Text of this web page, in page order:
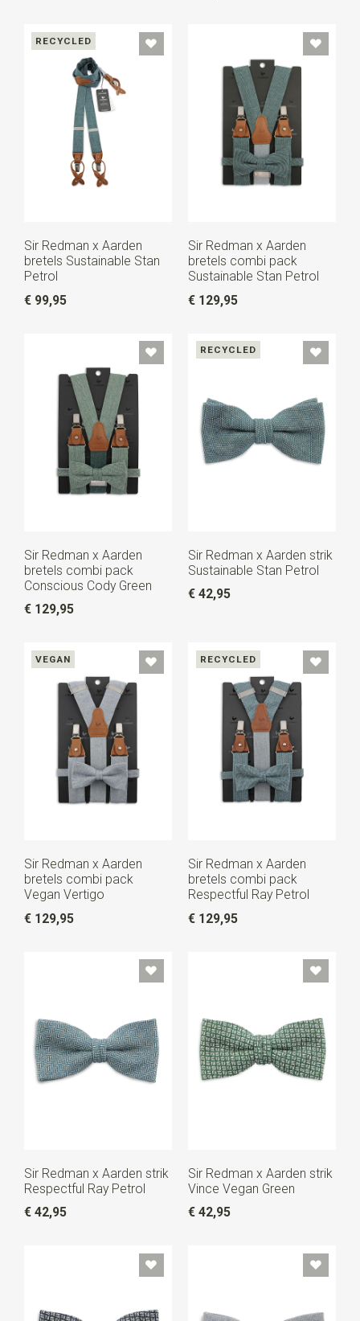
RECYCLED
Sir Redman x Aarden
bretels Sustainable Stan
Petrol
€ 99,95
Sir Redman x Aarden
bretels combi pack
Sustainable Stan Petrol
€ 129,95
Sir Redman x Aarden
bretels combi pack
Conscious Cody Green
€ 129,95
RECYCLED
Sir Redman x Aarden strik
Sustainable Stan Petrol
€ 42,95
VEGAN
Sir Redman x Aarden
bretels combi pack
Vegan Vertigo
€ 129,95
RECYCLED
Sir Redman x Aarden
bretels combi pack
Respectful Ray Petrol
€ 129,95
Sir Redman x Aarden strik
Respectful Ray Petrol
€ 42,95
Sir Redman x Aarden strik
Vince Vegan Green
€ 42,95